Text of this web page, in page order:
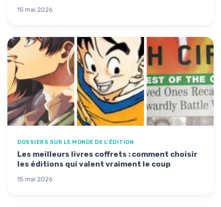
15 mai 2026
DOSSIERS SUR LE MONDE DE L'ÉDITION
Les meilleurs livres coffrets : comment choisir
les éditions qui valent vraiment le coup
15 mai 2026